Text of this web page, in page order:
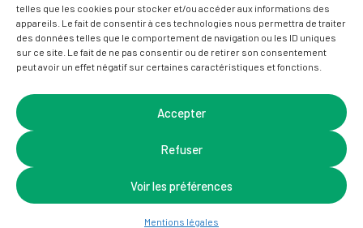
telles que les cookies pour stocker et/ou accéder aux informations des
appareils. Le fait de consentir à ces technologies nous permettra de traiter
des données telles que le comportement de navigation ou les ID uniques
sur ce site. Le fait de ne pas consentir ou de retirer son consentement
peut avoir un effet négatif sur certaines caractéristiques et fonctions.
Accepter
Refuser
Voir les préférences
Mentions légales
CGV– Site développé parLa Coquille Web– Design par
Nicotam